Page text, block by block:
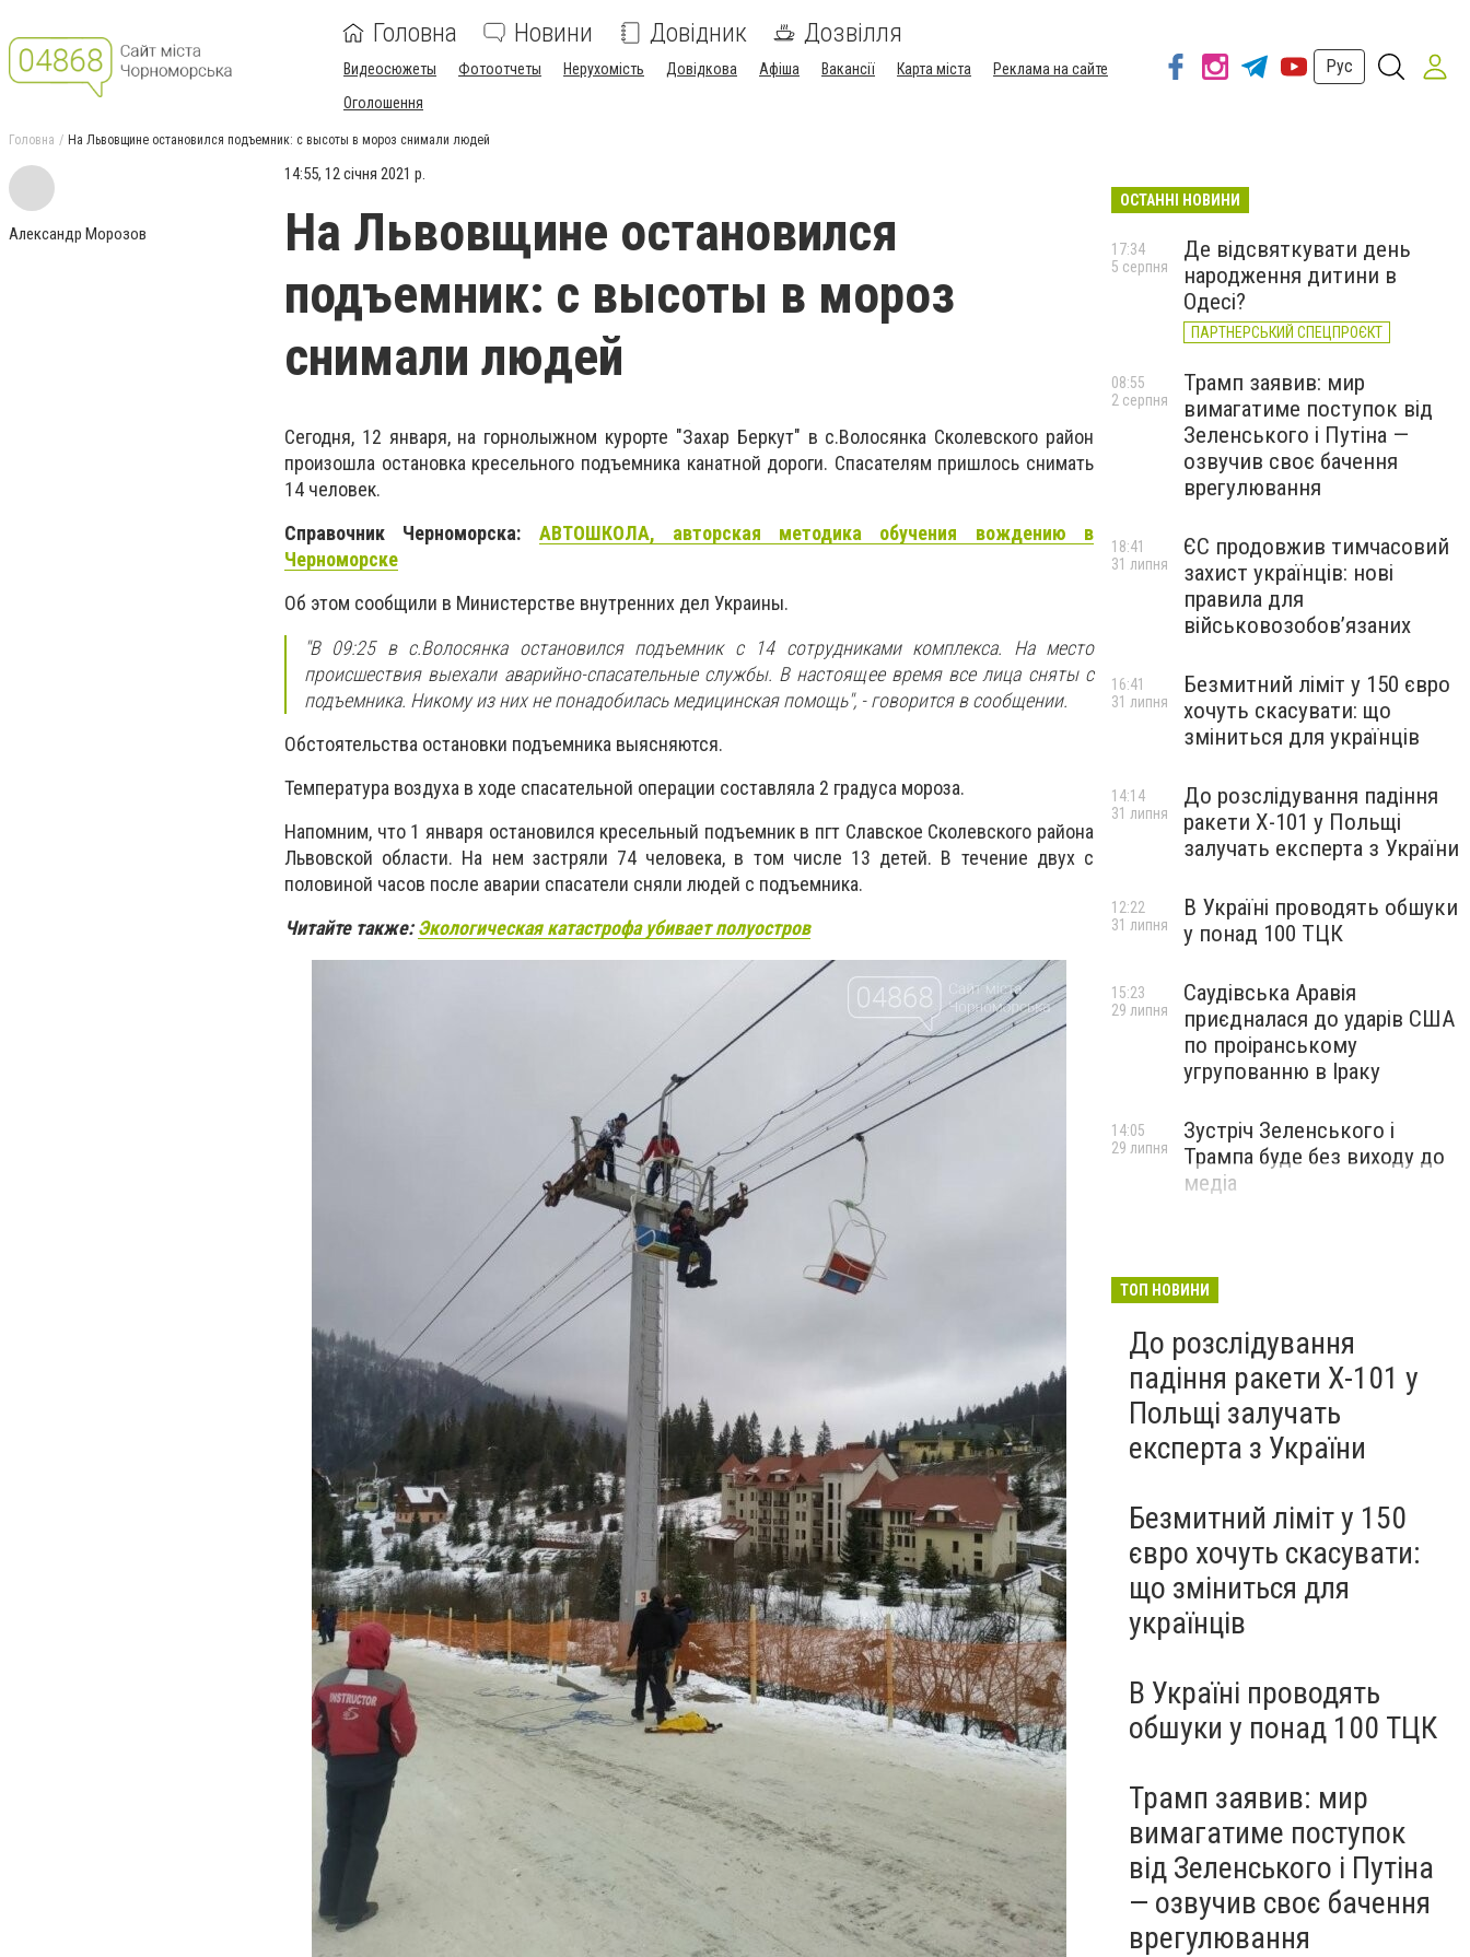
Головна Новини Довідник Дозвілля
Видеосюжеты Фотоотчеты Нерухомість Довідкова Афіша Вакансії Карта міста
Реклама на сайте
Оголошення
Рус
Головна На Львовщине остановился подъемник: с высоты в мороз снимали людей
Александр Морозов
14:55, 12 січня 2021 р.
На Львовщине остановился
подъемник: с высоты в мороз
снимали людей
Сегодня, 12 января, на горнолыжном курорте "Захар Беркут" в с.Волосянка Сколевского район
произошла остановка кресельного подъемника канатной дороги. Спасателям пришлось снимать
14 человек.
Справочник Черноморска: АВТОШКОЛА, авторская методика обучения вождению в
Черноморске
Об этом сообщили в Министерстве внутренних дел Украины.
"В 09:25 в с.Волосянка остановился подъемник с 14 сотрудниками комплекса. На место
происшествия выехали аварийно-спасательные службы. В настоящее время все лица сняты с
подъемника. Никому из них не понадобилась медицинская помощь", - говорится в сообщении.
Обстоятельства остановки подъемника выясняются.
Температура воздуха в ходе спасательной операции составляла 2 градуса мороза.
Напомним, что 1 января остановился кресельный подъемник в пгт Славское Сколевского района
Львовской области. На нем застряли 74 человека, в том числе 13 детей. В течение двух с
половиной часов после аварии спасатели сняли людей с подъемника.
Читайте также:Экологическая катастрофа убивает полуостров
ОСТАННІ НОВИНИ
Де відсвяткувати день
народження дитини в
Одесі?
ПАРТНЕРСЬКИЙ СПЕЦПРОЄКТ
17:34
5 серпня
Трамп заявив: мир
вимагатиме поступок від
Зеленського і Путіна —
озвучив своє бачення
врегулювання
08:55
2 серпня
ЄС продовжив тимчасовий
захист українців: нові
правила для
військовозобов’язаних
18:41
31 липня
Безмитний ліміт у 150 євро
хочуть скасувати: що
зміниться для українців
16:41
31 липня
До розслідування падіння
ракети Х-101 у Польщі
залучать експерта з України
14:14
31 липня
В Україні проводять обшуки
у понад 100 ТЦК
12:22
31 липня
Саудівська Аравія
приєдналася до ударів США
по проіранському
угрупованню в Іраку
15:23
29 липня
Зустріч Зеленського і
Трампа буде без виходу до
медіа
14:05
29 липня
ТОП НОВИНИ
До розслідування
падіння ракети Х-101 у
Польщі залучать
експерта з України
Безмитний ліміт у 150
євро хочуть скасувати:
що зміниться для
українців
В Україні проводять
обшуки у понад 100 ТЦК
Трамп заявив: мир
вимагатиме поступок
від Зеленського і Путіна
— озвучив своє бачення
врегулювання